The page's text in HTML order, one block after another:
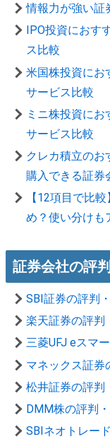
情報力が強い証
IPO投資におす
ス比較
米国株投資にお
サービス比較
ミニ株投資に
サービス比較
クレカ積立のお
購入できる証券
【12項目で比
め？使い分けも
証券会社の評
SBI証券の評判
楽天証券の評判
三菱UFJ eスマ
マネックス証券
松井証券の評判
DMM株の評判
SBIネオトレー